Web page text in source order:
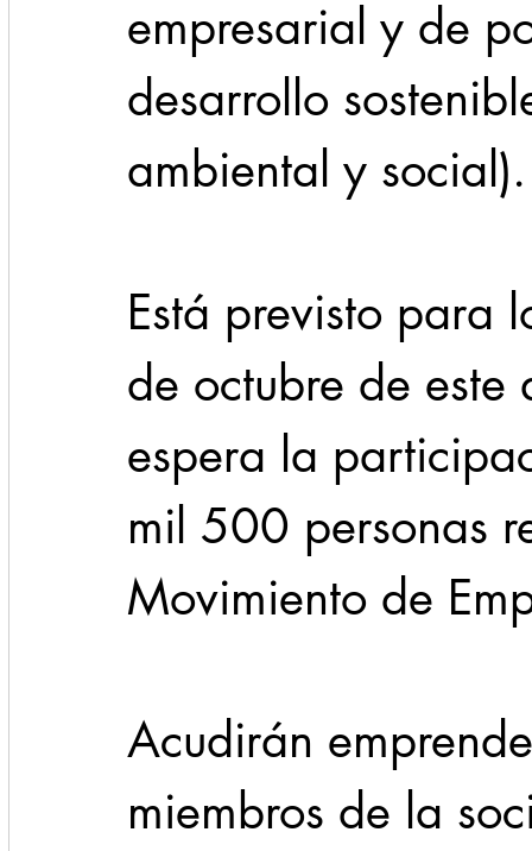
empresarial y de
desarrollo
ambiental y social).
Está previsto
de octubre de
espera la
mil 500 personas
Movimiento de
Acudirán
miembros de la